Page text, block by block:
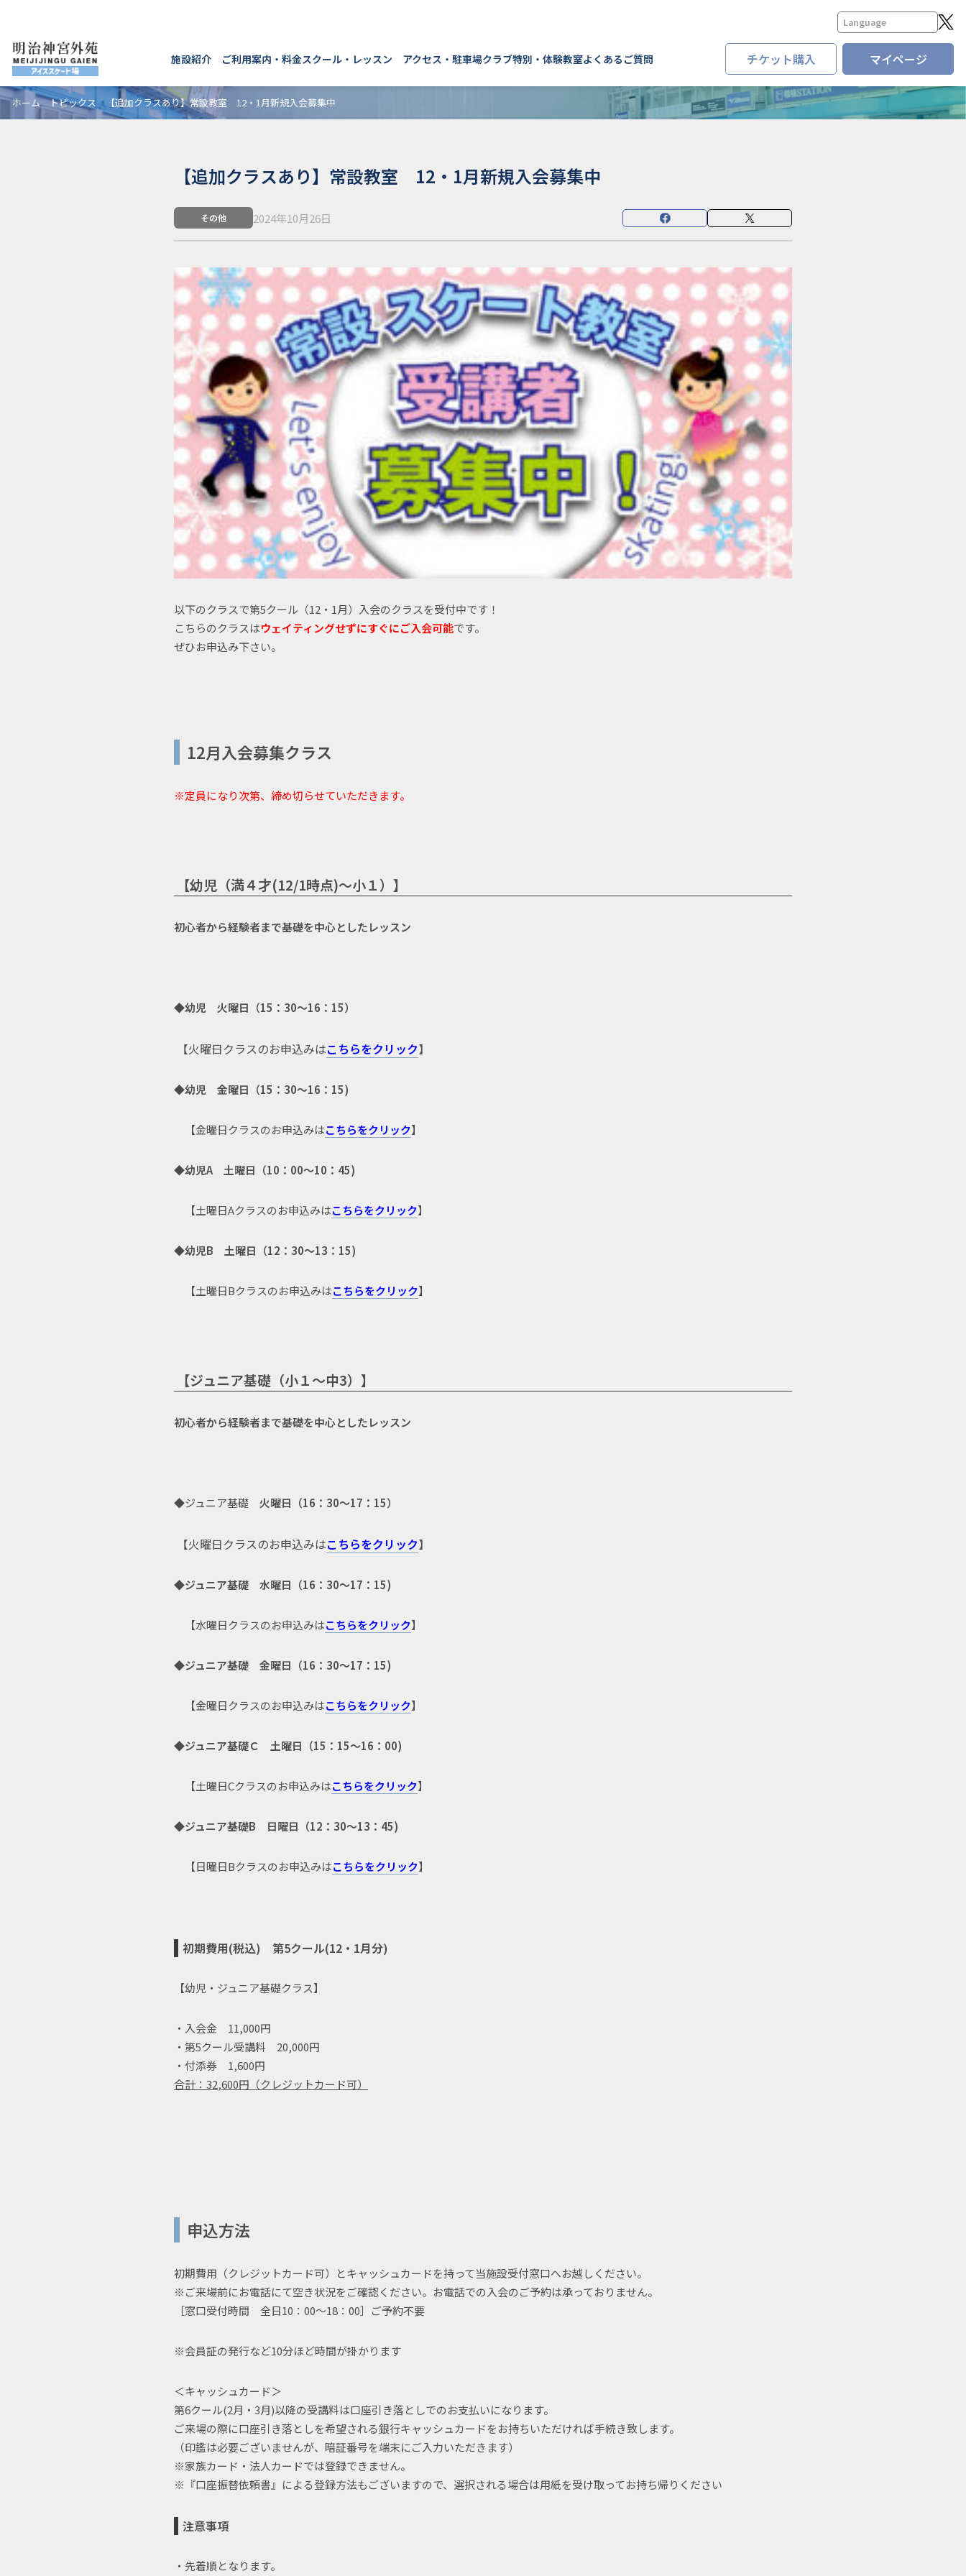
施設紹介 ご利用案内・料金スクール・レッスン アクセス・駐車場クラブ特別・体験教室よくあるご質問 チケット購入 マイページ
ホーム トピックス 【追加クラスあり】常設教室 12・1月新規入会募集中
【追加クラスあり】常設教室 12・1月新規入会募集中
その他 2024年10月26日
以下のクラスで第5クール（12・1月）入会のクラスを受付中です！
こちらのクラスはウェイティングせずにすぐにご入会可能です。
ぜひお申込み下さい。
12月入会募集クラス
※定員になり次第、締め切らせていただきます。
【幼児（満４才(12/1時点)～小１）】
初心者から経験者まで基礎を中心としたレッスン
◆幼児 火曜日（15：30～16：15）
【火曜日クラスのお申込みはこちらをクリック】
◆幼児 金曜日（15：30～16：15)
【金曜日クラスのお申込みはこちらをクリック】
◆幼児A 土曜日（10：00～10：45)
【土曜日Aクラスのお申込みはこちらをクリック】
◆幼児B 土曜日（12：30～13：15)
【土曜日Bクラスのお申込みはこちらをクリック】
【ジュニア基礎（小１～中3）】
初心者から経験者まで基礎を中心としたレッスン
◆ジュニア基礎 火曜日（16：30～17：15）
【火曜日クラスのお申込みはこちらをクリック】
◆ジュニア基礎 水曜日（16：30～17：15)
【水曜日クラスのお申込みはこちらをクリック】
◆ジュニア基礎 金曜日（16：30～17：15)
【金曜日クラスのお申込みはこちらをクリック】
◆ジュニア基礎Ｃ 土曜日（15：15～16：00)
【土曜日Cクラスのお申込みはこちらをクリック】
◆ジュニア基礎B 日曜日（12：30～13：45)
【日曜日Bクラスのお申込みはこちらをクリック】
初期費用(税込) 第5クール(12・1月分)
【幼児・ジュニア基礎クラス】
・入会金 11,000円
・第5クール受講料 20,000円
・付添券 1,600円
合計：32,600円（クレジットカード可）
申込方法
初期費用（クレジットカード可）とキャッシュカードを持って当施設受付窓口へお越しください。
※ご来場前にお電話にて空き状況をご確認ください。お電話での入会のご予約は承っておりません。
［窓口受付時間 全日10：00～18：00］ご予約不要
※会員証の発行など10分ほど時間が掛かります
＜キャッシュカード＞
第6クール(2月・3月)以降の受講料は口座引き落としでのお支払いになります。
ご来場の際に口座引き落としを希望される銀行キャッシュカードをお持ちいただければ手続き致します。
（印鑑は必要ございませんが、暗証番号を端末にご入力いただきます）
※家族カード・法人カードでは登録できません。
※『口座振替依頼書』による登録方法もございますので、選択される場合は用紙を受け取ってお持ち帰りください
注意事項
・先着順となります。